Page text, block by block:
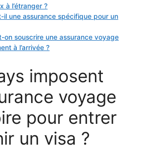
à l’étranger ?
il une assurance spécifique pour un
on souscrire une assurance voyage
à l’arrivée ?
imposent
voyage
pour entrer
un visa ?